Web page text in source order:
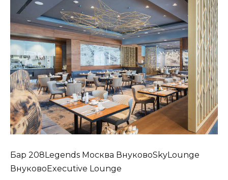
Бар 208Legends Москва ВнуковоSkyLounge
ВнуковоExecutive Lounge